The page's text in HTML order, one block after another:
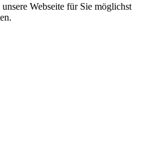
Webseite für Sie möglichst